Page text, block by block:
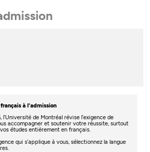
à l’admission
l’Université de Montréal révise l’exigence de
accompagner et soutenir votre réussite, surtout
études entièrement en français.
qui s’applique à vous, sélectionnez la langue